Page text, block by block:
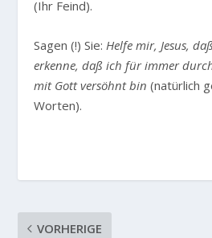
(Ihr Feind).
Sagen (!) Sie:Helfe mir, Jesus,
erkenne, daß ich für immer
mit Gott versöhnt bin (natürlich
Worten).
VORHERIGE